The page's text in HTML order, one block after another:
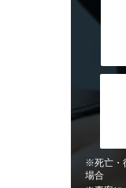
※死亡・
場合